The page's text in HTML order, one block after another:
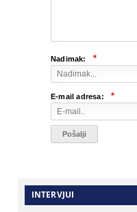
Nadimak: *
E-mail adresa: *
INTERVJUI